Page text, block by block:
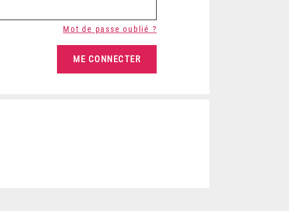
Mot de passe oublié ?